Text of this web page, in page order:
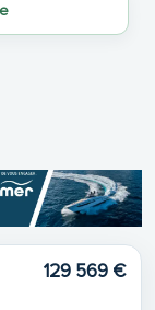
129 569 €